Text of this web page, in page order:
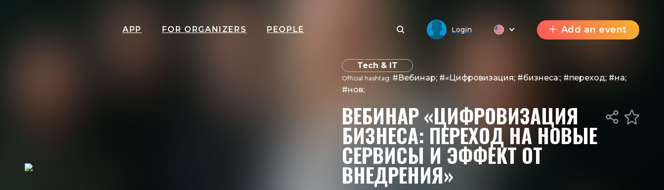
APP FOR ORGANIZERS PEOPLE Login Add an event
Tech & IT
Official hashtag: #Вебинар; #«Цифровизация; #бизнеса:; #переход; #на;
#нов;
ВЕБИНАР «ЦИФРОВИЗАЦИЯ
БИЗНЕСА: ПЕРЕХОД НА НОВЫЕ
СЕРВИСЫ И ЭФФЕКТ ОТ
ВНЕДРЕНИЯ»